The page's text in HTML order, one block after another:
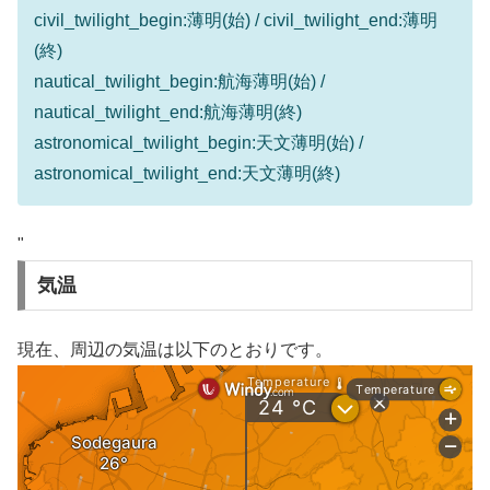
civil_twilight_begin:薄明(始) / civil_twilight_end:薄明
(終)
nautical_twilight_begin:航海薄明(始) /
nautical_twilight_end:航海薄明(終)
astronomical_twilight_begin:天文薄明(始) /
astronomical_twilight_end:天文薄明(終)
"
気温
現在、周辺の気温は以下のとおりです。